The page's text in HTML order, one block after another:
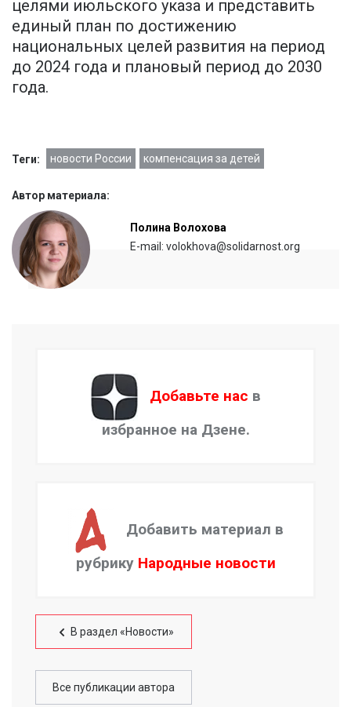
целями июльского указа и представить
единый план по достижению
национальных целей развития на период
до 2024 года и плановый период до 2030
года.
Теги: новости России компенсация за детей
Автор материала:
Полина Волохова
E-mail: volokhova@solidarnost.org
Добавьте нас в
избранное на Дзене.
Добавить материал в
рубрику Народные новости
В раздел «Новости»
Все публикации автора